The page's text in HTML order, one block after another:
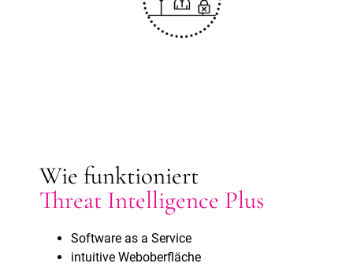
Wie funktioniert
Threat Intelligence Plus
Software as a Service
intuitive Weboberfläche